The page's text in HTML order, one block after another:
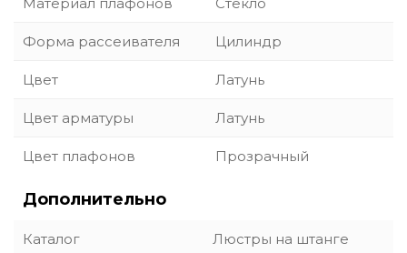
Форма рассеивателя Цилиндр
Цвет Латунь
Цвет арматуры Латунь
Цвет плафонов Прозрачный
Дополнительно
Каталог Люстры на штанге